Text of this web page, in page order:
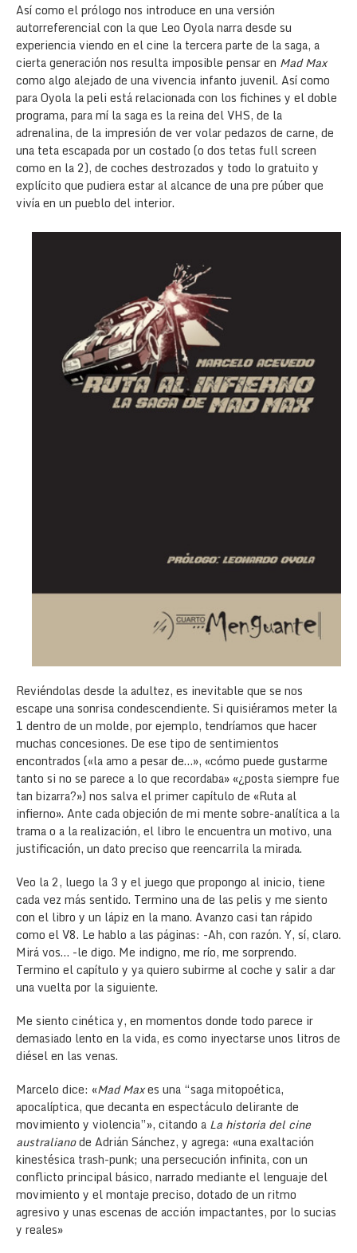
Así como el prólogo nos introduce en una versión
autorreferencial con la que Leo Oyola narra desde su
experiencia viendo en el cine la tercera parte de la saga, a
cierta generación nos resulta imposible pensar en Mad Max
como algo alejado de una vivencia infanto juvenil. Así como
para Oyola la peli está relacionada con los fichines y el doble
programa, para mí la saga es la reina del VHS, de la
adrenalina, de la impresión de ver volar pedazos de carne, de
una teta escapada por un costado (o dos tetas full screen
como en la 2), de coches destrozados y todo lo gratuito y
explícito que pudiera estar al alcance de una pre púber que
vivía en un pueblo del interior.
Reviéndolas desde la adultez, es inevitable que se nos
escape una sonrisa condescendiente. Si quisiéramos meter la
1 dentro de un molde, por ejemplo, tendríamos que hacer
muchas concesiones. De ese tipo de sentimientos
encontrados («la amo a pesar de…», «cómo puede gustarme
tanto si no se parece a lo que recordaba» «¿posta siempre fue
tan bizarra?») nos salva el primer capítulo de «Ruta al
infierno». Ante cada objeción de mi mente sobre-analítica a la
trama o a la realización, el libro le encuentra un motivo, una
justificación, un dato preciso que reencarrila la mirada.
Veo la 2, luego la 3 y el juego que propongo al inicio, tiene
cada vez más sentido. Termino una de las pelis y me siento
con el libro y un lápiz en la mano. Avanzo casi tan rápido
como el V8. Le hablo a las páginas: -Ah, con razón. Y, sí, claro.
Mirá vos… -le digo. Me indigno, me río, me sorprendo.
Termino el capítulo y ya quiero subirme al coche y salir a dar
una vuelta por la siguiente.
Me siento cinética y, en momentos donde todo parece ir
demasiado lento en la vida, es como inyectarse unos litros de
diésel en las venas.
Marcelo dice: «Mad Maxes una “saga mitopoética,
apocalíptica, que decanta en espectáculo delirante de
movimiento y violencia”», citando a La historia del cine
australianode Adrián Sánchez, y agrega: «una exaltación
kinestésica trash-punk; una persecución infinita, con un
conflicto principal básico, narrado mediante el lenguaje del
movimiento y el montaje preciso, dotado de un ritmo
agresivo y unas escenas de acción impactantes, por lo sucias
y reales»